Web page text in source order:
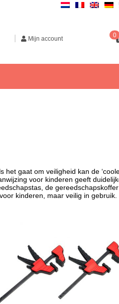
Mijn account
0
gaat om veiligheid kan de
voor kinderen geeft
de
kinderen, maar veilig in gebruik.